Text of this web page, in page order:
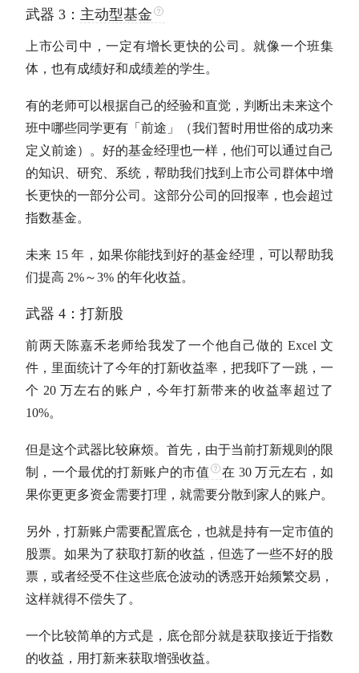
武器 3： 主动型基金
上市公司中，一定有增长更快的公司。就像一个班集
体，也有成绩好和成绩差的学生。
有的老师可以根据自己的经验和直觉，判断出未来这个
班中哪些同学更有「前途」（我们暂时用世俗的成功来
定义前途）。好的基金经理也一样，他们可以通过自己
的知识、研究、系统，帮助我们找到上市公司群体中增
长更快的一部分公司。这部分公司的回报率，也会超过
指数基金。
未来 15 年，如果你能找到好的基金经理，可以帮助我
们提高 2%～3% 的年化收益。
武器 4：打新股
前两天陈嘉禾老师给我发了一个他自己做的 Excel 文
件，里面统计了今年的打新收益率，把我吓了一跳，一
个 20 万左右的账户，今年打新带来的收益率超过了
10%。
但是这个武器比较麻烦。首先，由于当前打新规则的限
制，一个最优的打新账户的市值
在 30 万元左右，如
果你更更多资金需要打理，就需要分散到家人的账户。
另外，打新账户需要配置底仓，也就是持有一定市值的
股票。如果为了获取打新的收益，但选了一些不好的股
票，或者经受不住这些底仓波动的诱惑开始频繁交易，
这样就得不偿失了。
一个比较简单的方式是，底仓部分就是获取接近于指数
的收益，用打新来获取增强收益。